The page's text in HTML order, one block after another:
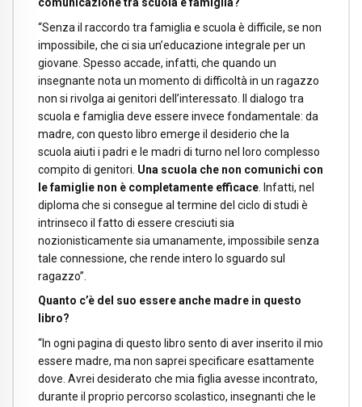
“Senza il raccordo tra famiglia e scuola è difficile, se non
impossibile, che ci sia un’educazione integrale per un
giovane. Spesso accade, infatti, che quando un
insegnante nota un momento di difficoltà in un ragazzo
non si rivolga ai genitori dell’interessato. Il dialogo tra
scuola e famiglia deve essere invece fondamentale: da
madre, con questo libro emerge il desiderio che la
scuola aiuti i padri e le madri di turno nel loro complesso
compito di genitori. Una scuola che non comunichi con
le famiglie non è completamente efficace . Infatti, nel
diploma che si consegue al termine del ciclo di studi è
intrinseco il fatto di essere cresciuti sia
nozionisticamente sia umanamente, impossibile senza
tale connessione, che rende intero lo sguardo sul
ragazzo”.
Quanto c’è del suo essere anche madre in questo
libro?
“In ogni pagina di questo libro sento di aver inserito il mio
essere madre, ma non saprei specificare esattamente
dove. Avrei desiderato che mia figlia avesse incontrato,
durante il proprio percorso scolastico, insegnanti che le